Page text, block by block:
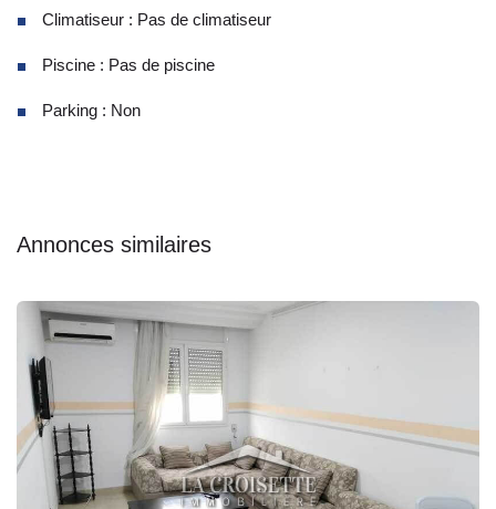
Climatiseur : Pas de climatiseur
Piscine : Pas de piscine
Parking : Non
Annonces similaires